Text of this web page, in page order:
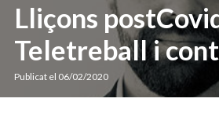
Lliçons
Teletreball i
Publicat el 06/02/2020